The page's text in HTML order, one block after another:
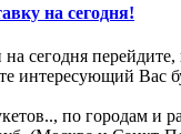
на сегодня!
на сегодня перейдите,
интересующий Вас
по городам и